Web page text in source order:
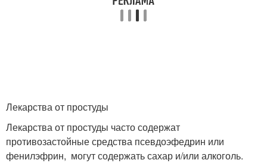
Лекарства от простуды
Лекарства от простуды часто содержат
противозастойные средства псевдоэфедрин или
фенилэфрин, могут содержать сахар и/или алкоголь.